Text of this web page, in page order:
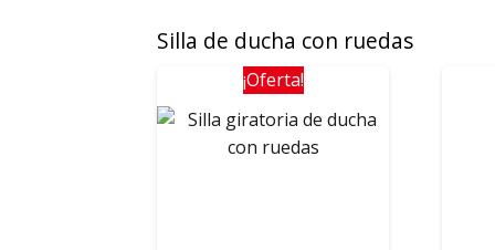
Silla de ducha con ruedas
¡Oferta!